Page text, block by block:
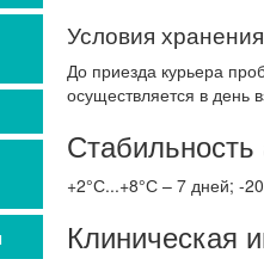
Условия
До приезда курьера
осуществляется в день
Стабильность
+2°С...+8°С – 7 дней; -
Клиническая